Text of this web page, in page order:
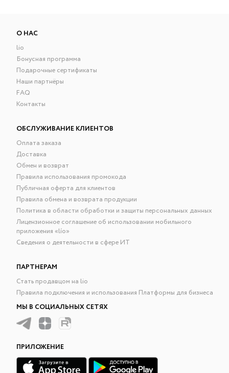
О НАС
lio
Бонусная программа
Подарочные сертификаты
Наши партнёры
FAQ
Контакты
ОБСЛУЖИВАНИЕ КЛИЕНТОВ
Оплата заказа
Доставка
Обмен и возврат
Правила использования промокода
Публичная оферта для клиентов
Правила обмена и возврата продукции
Политика в области обработки и защиты персональных данных
Лицензионное соглашение об использовании мобильного
приложения «lío»
Сведения о деятельности в сфере ИТ
ПАРТНЕРАМ
Стать продавцом на lio
Правила подключения и использования Платформы для бизнеса
МЫ В СОЦИАЛЬНЫХ СЕТЯХ
ПРИЛОЖЕНИЕ